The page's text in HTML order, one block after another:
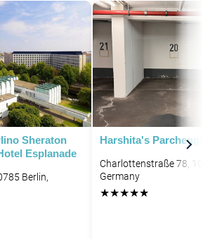
Sheraton
Esplanade
Berlin,
Harshita's
Charlottenstraße 78,
Germany
★★★★★